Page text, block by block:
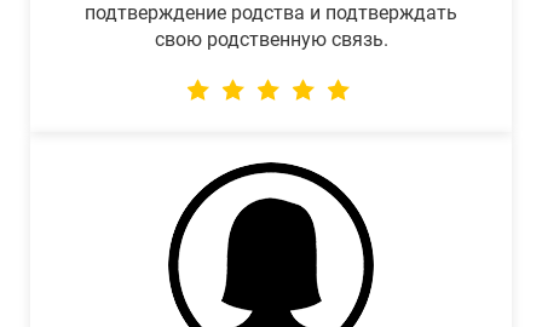
подтверждение родства и подтверждать
свою родственную связь.